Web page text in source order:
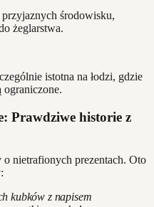
środowisku,
żeglarstwa.
istotna na łodzi, gdzie
Prawdziwe historie z
o nietrafionych prezentach. Oto
kubków z napisem